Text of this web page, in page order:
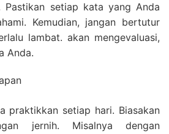
Pastikan setiap kata yang Anda
Kemudian, jangan bertutur
lambat. akan mengevaluasi,
Anda.
praktikkan setiap hari. Biasakan
jernih. Misalnya dengan